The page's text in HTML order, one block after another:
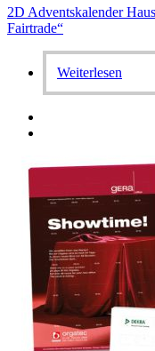
2D Adventskalender
Fairtrade“
Weiterlesen